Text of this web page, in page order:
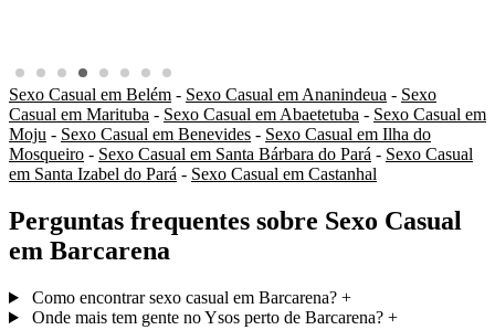
Sexo Casual em Belém - Sexo Casual em Ananindeua - Sexo
Casual em Marituba - Sexo Casual em Abaetetuba - Sexo Casual em
Moju - Sexo Casual em Benevides - Sexo Casual em Ilha do
Mosqueiro - Sexo Casual em Santa Bárbara do Pará - Sexo Casual
em Santa Izabel do Pará - Sexo Casual em Castanhal
Perguntas frequentes sobre Sexo Casual
em Barcarena
Como encontrar sexo casual em Barcarena? +
Onde mais tem gente no Ysos perto de Barcarena? +